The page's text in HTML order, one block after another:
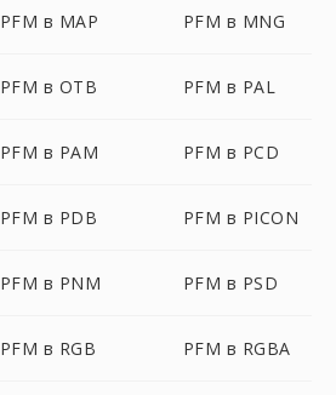
PFM в MAP PFM в MNG
PFM в OTB PFM в PAL
PFM в PAM PFM в PCD
PFM в PDB PFM в PICON
PFM в PNM PFM в PSD
PFM в RGB PFM в RGBA